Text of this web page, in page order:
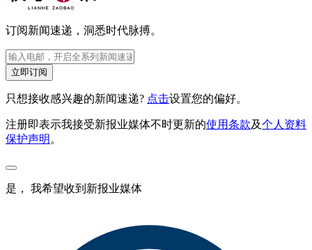
订阅新闻速递，洞悉时代脉搏。
立即订阅
只想接收感兴趣的新闻速递? 点击设置您的偏好。
注册即表示我接受新报业媒体不时更新的使用条款及个人资料
保护声明 。
是， 我希望收到新报业媒体